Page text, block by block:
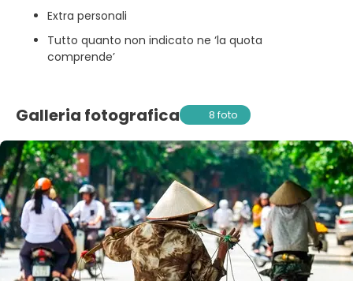
Extra personali
Tutto quanto non indicato ne ‘la quota
comprende’
Galleria fotografica 8 foto